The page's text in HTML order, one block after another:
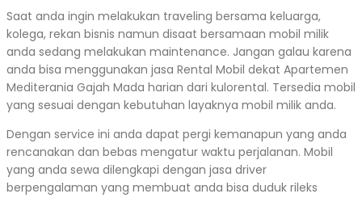
Saat anda ingin melakukan traveling bersama keluarga,
kolega, rekan bisnis namun disaat bersamaan mobil milik
anda sedang melakukan maintenance. Jangan galau karena
anda bisa menggunakan jasa Rental Mobil dekat Apartemen
Mediterania Gajah Mada harian dari kulorental. Tersedia mobil
yang sesuai dengan kebutuhan layaknya mobil milik anda.
Dengan service ini anda dapat pergi kemanapun yang anda
rencanakan dan bebas mengatur waktu perjalanan. Mobil
yang anda sewa dilengkapi dengan jasa driver
berpengalaman yang membuat anda bisa duduk rileks